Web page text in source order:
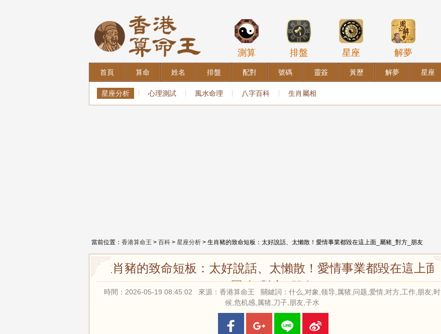
測算 排盤 星座 解夢
首頁 算命 姓名 排盤 配對 號碼 靈簽 黃歷 解夢 星座
星座分析 心理測試 風水命理 八字百科 生肖屬相
當前位置： 香港算命王 > 百科 > 星座分析 > 生肖豬的致命短板：太好說話、太懶散！愛情事業都毀在這上面_屬豬_對方_朋友
生肖豬的致命短板：太好說話、太懶散！愛情事業都毀在這上面_
屬豬_對方_朋友
時間：2026-05-19 08:45:02 來源：香港算命王 關鍵詞：什么,对象,领导,属猪,问题,爱情,对方,工作,朋友,时
候,危机感,属猪,刀子,朋友,子水